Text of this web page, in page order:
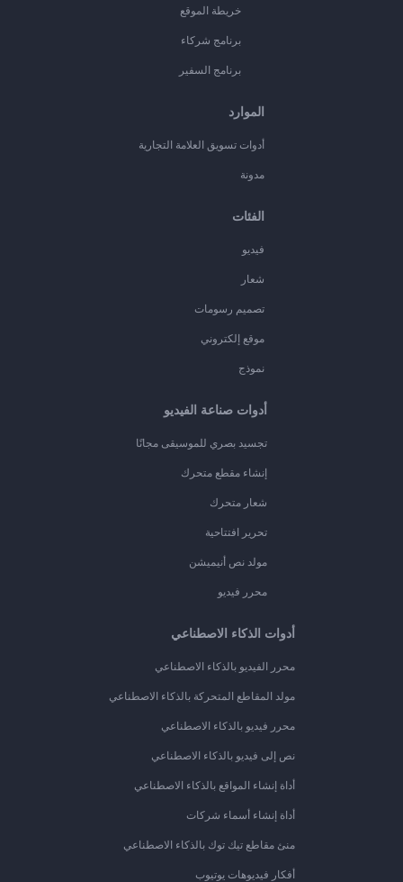
خريطة الموقع
برنامج شركاء
برنامج السفير
الموارد
أدوات تسويق العلامة التجارية
مدونة
الفئات
فيديو
شعار
تصميم رسومات
موقع إلكتروني
نموذج
أدوات صناعة الفيديو
تجسيد بصري للموسيقى مجانًا
إنشاء مقطع متحرك
شعار متحرك
تحرير افتتاحية
مولد نص أنيميشن
محرر فيديو
أدوات الذكاء الاصطناعي
محرر الفيديو بالذكاء الاصطناعي
مولد المقاطع المتحركة بالذكاء الاصطناعي
محرر فيديو بالذكاء الاصطناعي
نص إلى فيديو بالذكاء الاصطناعي
أداة إنشاء المواقع بالذكاء الاصطناعي
أداة إنشاء أسماء شركات
منئ مقاطع تيك توك بالذكاء الاصطناعي
أفكار فيديوهات يوتيوب